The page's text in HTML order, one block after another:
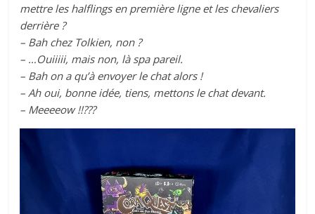
mettre les halflings en première ligne et les chevaliers
derrière ?
– Bah chez Tolkien, non ?
– …Ouiiiii, mais non, là spa pareil.
– Bah on a qu’à envoyer le chat alors !
– Ah oui, bonne idée, tiens, mettons le chat devant.
– Meeeeow !!???